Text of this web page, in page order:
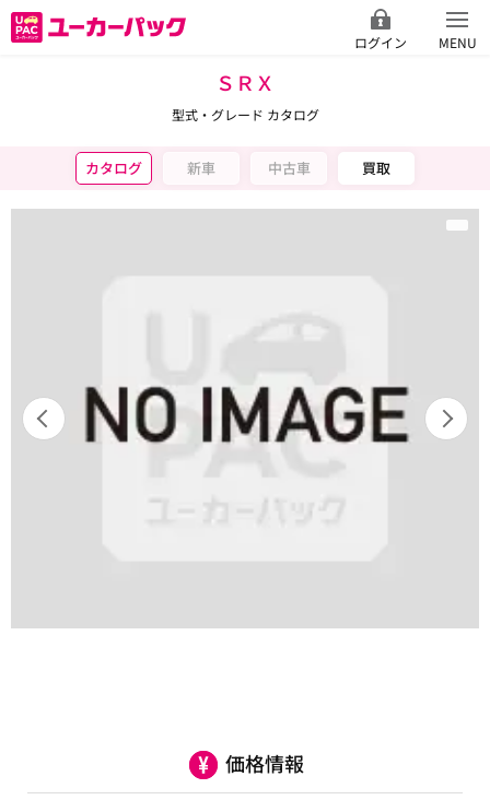
ログイン MENU
ＳＲＸ
型式・グレード カタログ
カタログ 新車 中古車 買取
価格情報